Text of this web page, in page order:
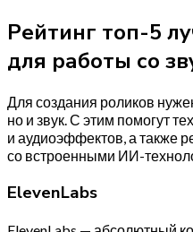
Рейтинг топ-5
для работы со
Для создания роликов
но и звук. С этим помогут
и аудиоэффектов, а также
со встроенными ИИ-
ElevenLabs